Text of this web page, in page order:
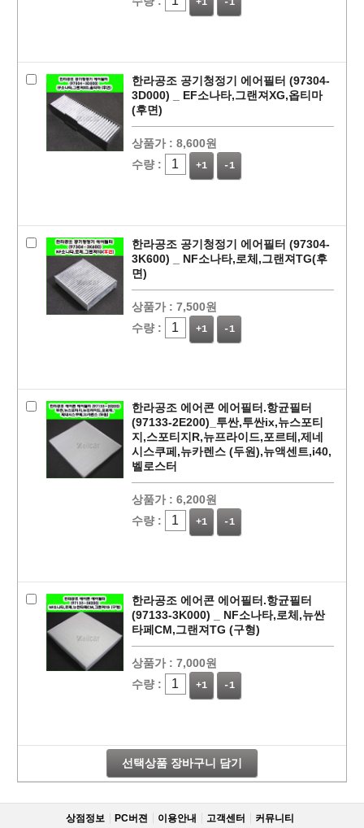
페이코 라이
구매
+1 -1
한라공조 공기청정기 에어필터 (97304-
3D000) _ EF소나타,그랜져XG,옵티마
(후면)
상품가 : 8,600원
수량 :
+1 -1
한라공조 공기청정기 에어필터 (97304-
3K600) _ NF소나타,로체,그랜져TG(후
면)
상품가 : 7,500원
수량 :
+1 -1
한라공조 에어콘 에어필터.항균필터
(97133-2E200)_투싼,투싼ix,뉴스포티
지,스포티지R,뉴프라이드,포르테,제네
시스쿠페,뉴카렌스 (두원),뉴액센트,i40,
벨로스터
상품가 : 6,200원
수량 :
+1 -1
한라공조 에어콘 에어필터.항균필터
(97133-3K000) _ NF소나타,로체,뉴싼
타페CM,그랜져TG (구형)
상품가 : 7,000원
수량 :
+1 -1
선택상품 장바구니 담기
상점정보 PC버젼 이용안내 고객센터 커뮤니티